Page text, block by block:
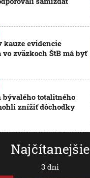
kauze evidencie
vo zväzkoch ŠtB má byť
bývalého totalitného
znížiť dôchodky
Najčítanejšie
3 dni